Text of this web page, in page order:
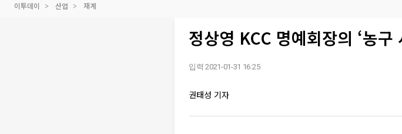
이투데이 산업 재계
정상영 KCC 명예회장의 ‘농
입력 2021-01-31 16:25
권태성 기자